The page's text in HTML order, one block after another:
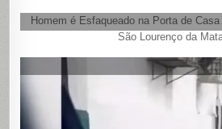
Homem é Esfaqueado na Porta de
São Lourenço da